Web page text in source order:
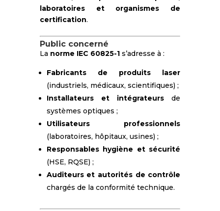
laboratoires et organismes de
certification.
Public concerné
La norme IEC 60825-1s’adresse à :
Fabricants de produits laser
(industriels, médicaux, scientifiques) ;
Installateurs et intégrateurs de
systèmes optiques ;
Utilisateurs professionnels
(laboratoires, hôpitaux, usines) ;
Responsables hygiène et sécurité
(HSE, RQSE) ;
Auditeurs et autorités de contrôle
chargés de la conformité technique.